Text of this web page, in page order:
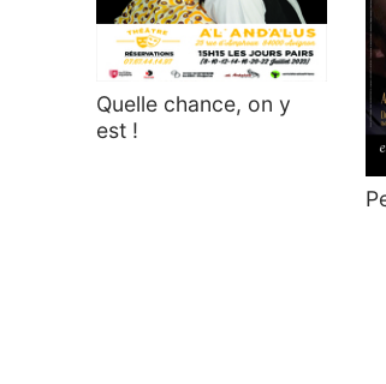
Quelle chance, on y
est !